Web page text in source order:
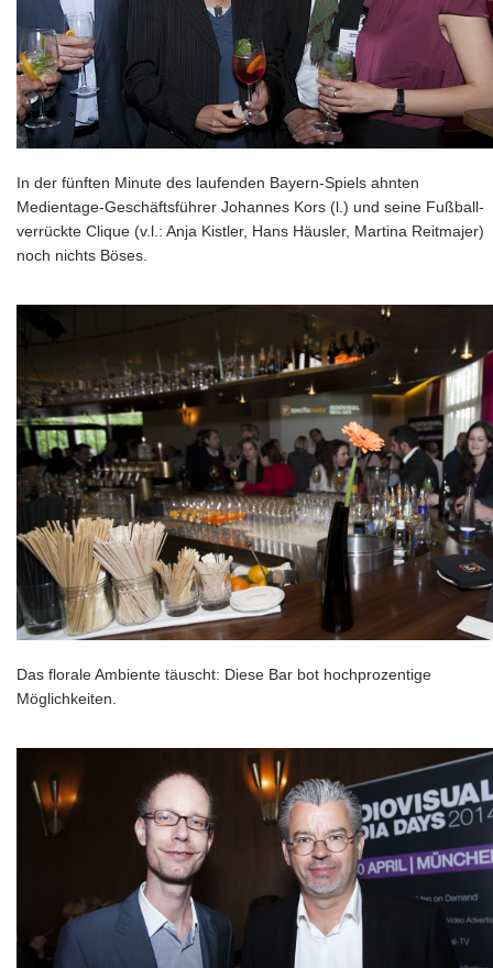
In der fünften Minute des laufenden Bayern-Spiels ahnten
Medientage-Geschäftsführer Johannes Kors (l.) und seine Fußball-
verrückte Clique (v.l.: Anja Kistler, Hans Häusler, Martina Reitmajer)
noch nichts Böses.
Das florale Ambiente täuscht: Diese Bar bot hochprozentige
Möglichkeiten.